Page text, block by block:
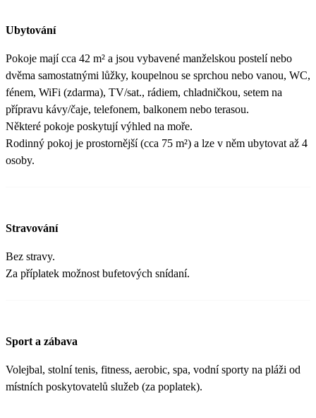
Ubytování
Pokoje mají cca 42 m² a jsou vybavené manželskou postelí nebo
dvěma samostatnými lůžky, koupelnou se sprchou nebo vanou, WC,
fénem, WiFi (zdarma), TV/sat., rádiem, chladničkou, setem na
přípravu kávy/čaje, telefonem, balkonem nebo terasou.
Některé pokoje poskytují výhled na moře.
Rodinný pokoj je prostornější (cca 75 m²) a lze v něm ubytovat až 4
osoby.
Stravování
Bez stravy.
Za příplatek možnost bufetových snídaní.
Sport a zábava
Volejbal, stolní tenis, fitness, aerobic, spa, vodní sporty na pláži od
místních poskytovatelů služeb (za poplatek).